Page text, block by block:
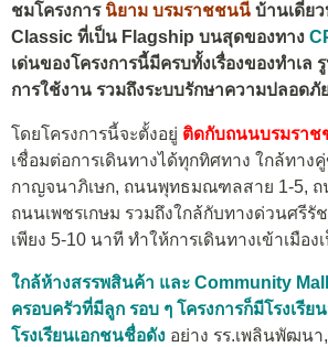
ชมโครงการ นิยาม บรมราชชนนี บ้านเดี่ย
Classic ที่เป็น Flagship บนสุดของทาง
เด่นของโครงการนี้มีครบทั้งเรื่องของทำเ
การใช้งาน รวมถึงระบบรักษาความปลอด
โดยโครงการนี้จะตั้งอยู่ ติดกับถนนบรมรา
เชื่อมต่อการเดินทางได้ทุกทิศทาง ใกล้ทา
กาญจนาภิเษก, ถนนพุทธมณฑลสาย 1-5, ถ
ถนนเพชรเกษม รวมถึงใกล้กับทางด่วนศรีรั
เพียง 5-10 นาที ทำให้การเดินทางเข้าเมือง
ใกล้ห้างสรรพสินค้า และ Community
ครอบครัวที่มีลูก รอบ ๆ โครงการก็มีโรงเรี
โรงเรียนเอกชนชื่อดัง อย่าง รร.เพลินพัฒน